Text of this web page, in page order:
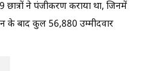
ने पंजीकरण कराया था, जिनमें
के बाद कुल 56,880 उम्मीदवार